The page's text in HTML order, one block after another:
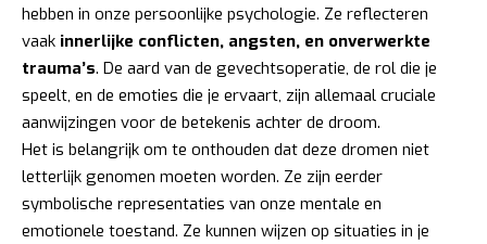
hebben in onze persoonlijke psychologie. Ze reflecteren
vaak innerlijke conflicten, angsten, en onverwerkte
trauma’s. De aard van de gevechtsoperatie, de rol die je
speelt, en de emoties die je ervaart, zijn allemaal cruciale
aanwijzingen voor de betekenis achter de droom.
Het is belangrijk om te onthouden dat deze dromen niet
letterlijk genomen moeten worden. Ze zijn eerder
symbolische representaties van onze mentale en
emotionele toestand. Ze kunnen wijzen op situaties in je